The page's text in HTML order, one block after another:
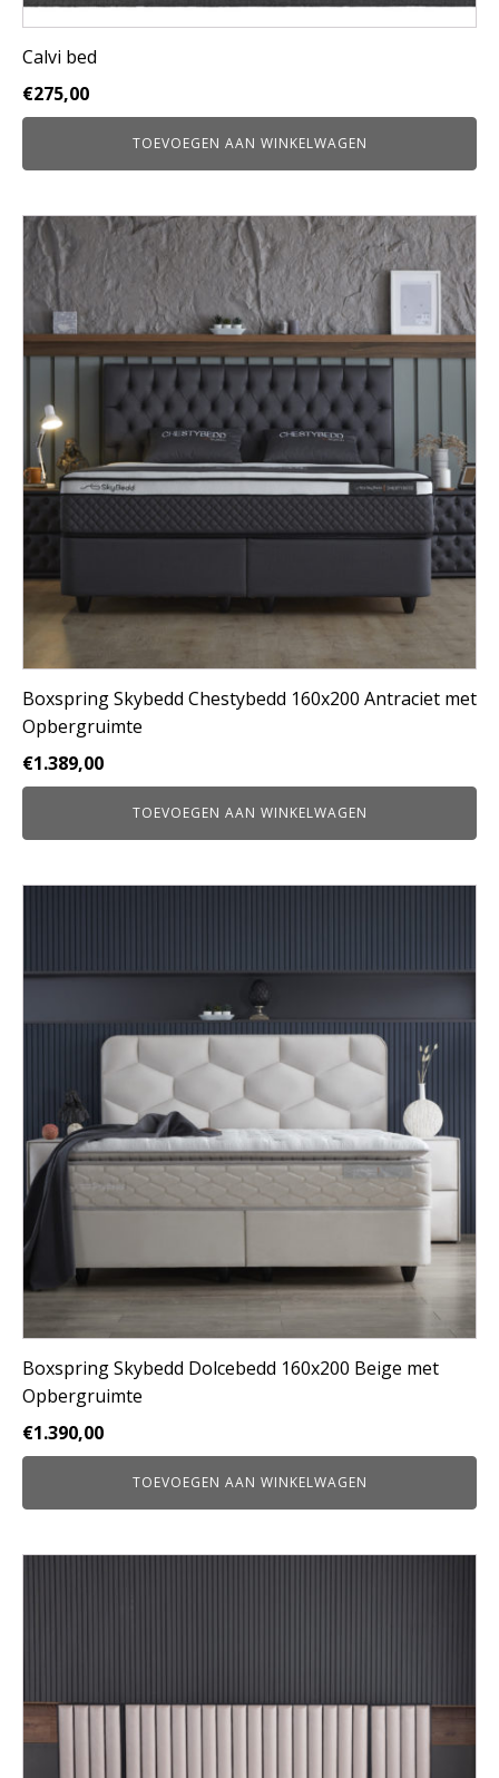
Calvi bed
€275,00
TOEVOEGEN AAN WINKELWAGEN
Boxspring Skybedd Chestybedd 160x200 Antraciet met
Opbergruimte
€1.389,00
TOEVOEGEN AAN WINKELWAGEN
Boxspring Skybedd Dolcebedd 160x200 Beige met
Opbergruimte
€1.390,00
TOEVOEGEN AAN WINKELWAGEN